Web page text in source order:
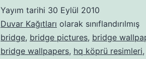
Yayım tarihi 30 Eylül 2010
Duvar Kağıtları olarak sınıflandırılmış
bridge, bridge pictures, bridge
bridge wallpapers, hq köprü resimleri,